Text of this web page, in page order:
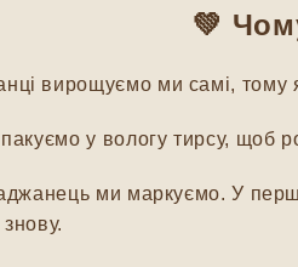
вирощуємо ми самі, тому
у вологу тирсу, щоб
ми маркуємо. У